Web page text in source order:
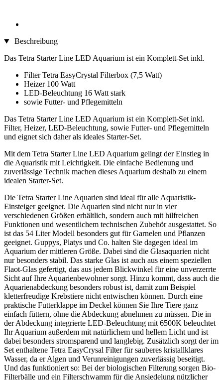
Beschreibung
Das Tetra Starter Line LED Aquarium ist ein Komplett-Set inkl.
Filter Tetra EasyCrystal Filterbox (7,5 Watt)
Heizer 100 Watt
LED-Beleuchtung 16 Watt stark
sowie Futter- und Pflegemitteln
Das Tetra Starter Line LED Aquarium ist ein Komplett-Set inkl.
Filter, Heizer, LED-Beleuchtung, sowie Futter- und Pflegemitteln
und eignet sich daher als ideales Starter-Set.
Mit dem Tetra Starter Line LED Aquarium gelingt der Einstieg in
die Aquaristik mit Leichtigkeit. Die einfache Bedienung und
zuverlässige Technik machen dieses Aquarium deshalb zu einem
idealen Starter-Set.
Die Tetra Starter Line Aquarien sind ideal für alle Aquaristik-
Einsteiger geeignet. Die Aquarien sind nicht nur in vier
verschiedenen Größen erhältlich, sondern auch mit hilfreichen
Funktionen und wesentlichem technischen Zubehör ausgestattet. So
ist das 54 Liter Modell besonders gut für Garnelen und Pflanzen
geeignet. Guppys, Platys und Co. halten Sie dagegen ideal im
Aquarium der mittleren Größe. Dabei sind die Glasaquarien nicht
nur besonders stabil. Das starke Glas ist auch aus einem speziellen
Flaot-Glas gefertigt, das aus jedem Blickwinkel für eine unverzerrte
Sicht auf Ihre Aquarienbewohner sorgt. Hinzu kommt, dass auch die
Aquarienabdeckung besonders robust ist, damit zum Beispiel
kletterfreudige Krebstiere nicht entwischen können. Durch eine
praktische Futterklappe im Deckel können Sie Ihre Tiere ganz
einfach füttern, ohne die Abdeckung abnehmen zu müssen. Die in
der Abdeckung integrierte LED-Beleuchtung mit 6500K beleuchtet
Ihr Aquarium außerdem mit natürlichem und hellem Licht und ist
dabei besonders stromsparend und langlebig. Zusätzlich sorgt der im
Set enthaltene Tetra EasyCrysal Filter für sauberes kristallklares
Wasser, da er Algen und Verunreinigungen zuverlässig beseitigt.
Und das funktioniert so: Bei der biologischen Filterung sorgen Bio-
Filterbälle und ein Filterschwamm für die Ansiedelung nützlicher